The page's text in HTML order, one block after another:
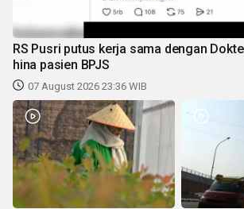
RS Pusri putus kerja sama dengan
hina pasien BPJS
07 August 2026 23:36 WIB